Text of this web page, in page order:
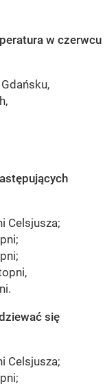
w czerwcu
Celsjusza;
się
Celsjusza;